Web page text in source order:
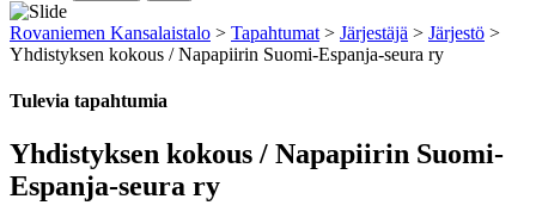
Rovaniemen Kansalaistalo > Tapahtumat > Järjestäjä > Järjestö >
Yhdistyksen kokous / Napapiirin Suomi-Espanja-seura ry
Tulevia tapahtumia
Yhdistyksen kokous / Napapiirin Suomi-
Espanja-seura ry